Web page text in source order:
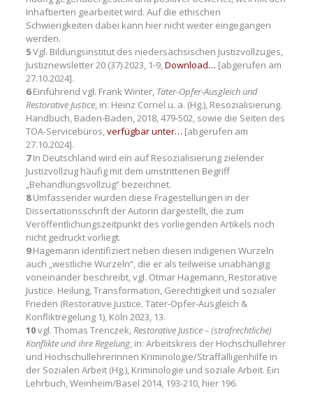
Inhaftierten gearbeitet wird. Auf die ethischen
Schwierigkeiten dabei kann hier nicht weiter eingegangen
werden.
5Vgl. Bildungsinstitut des niedersächsischen Justizvollzuges,
Justiznewsletter 20 (37) 2023, 1-9,Download… [abgerufen am
27.10.2024].
6Einführend vgl. Frank Winter, Täter-Opfer-Ausgleich und
Restorative Justice, in: Heinz Cornel u. a. (Hg.), Resozialisierung.
Handbuch, Baden-Baden, 2018, 479-502, sowie die Seiten des
TOA-Servicebüros,verfügbar unter… [abgerufen am
27.10.2024].
7In Deutschland wird ein auf Resozialisierung zielender
Justizvollzug häufig mit dem umstrittenen Begriff
„Behandlungsvollzug“ bezeichnet.
8Umfassender wurden diese Fragestellungen in der
Dissertationsschrift der Autorin dargestellt, die zum
Veröffentlichungszeitpunkt des vorliegenden Artikels noch
nicht gedruckt vorliegt.
9Hagemann identifiziert neben diesen indigenen Wurzeln
auch „westliche Wurzeln“, die er als teilweise unabhängig
voneinander beschreibt, vgl. Otmar Hagemann, Restorative
Justice. Heilung, Transformation, Gerechtigkeit und sozialer
Frieden (Restorative Justice. Täter-Opfer-Ausgleich &
Konfliktregelung 1), Köln 2023, 13.
10vgl. Thomas Trenczek,Restorative Justice – (strafrechtliche)
Konflikte und ihre Regelung, in: Arbeitskreis der Hochschullehrer
und Hochschullehrerinnen Kriminologie/Straffälligenhilfe in
der Sozialen Arbeit (Hg.), Kriminologie und soziale Arbeit. Ein
Lehrbuch, Weinheim/Basel 2014, 193-210, hier 196.